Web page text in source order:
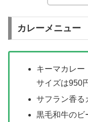
カレーメニュー
キーマカレー
サイズは950
サフラン香る
黒毛和牛のビ